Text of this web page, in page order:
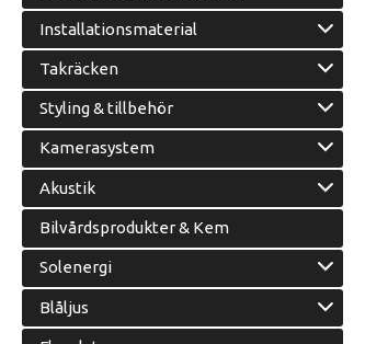
Installationsmaterial
Takräcken
Styling & tillbehör
Kamerasystem
Akustik
Bilvårdsprodukter & Kem
Solenergi
Blåljus